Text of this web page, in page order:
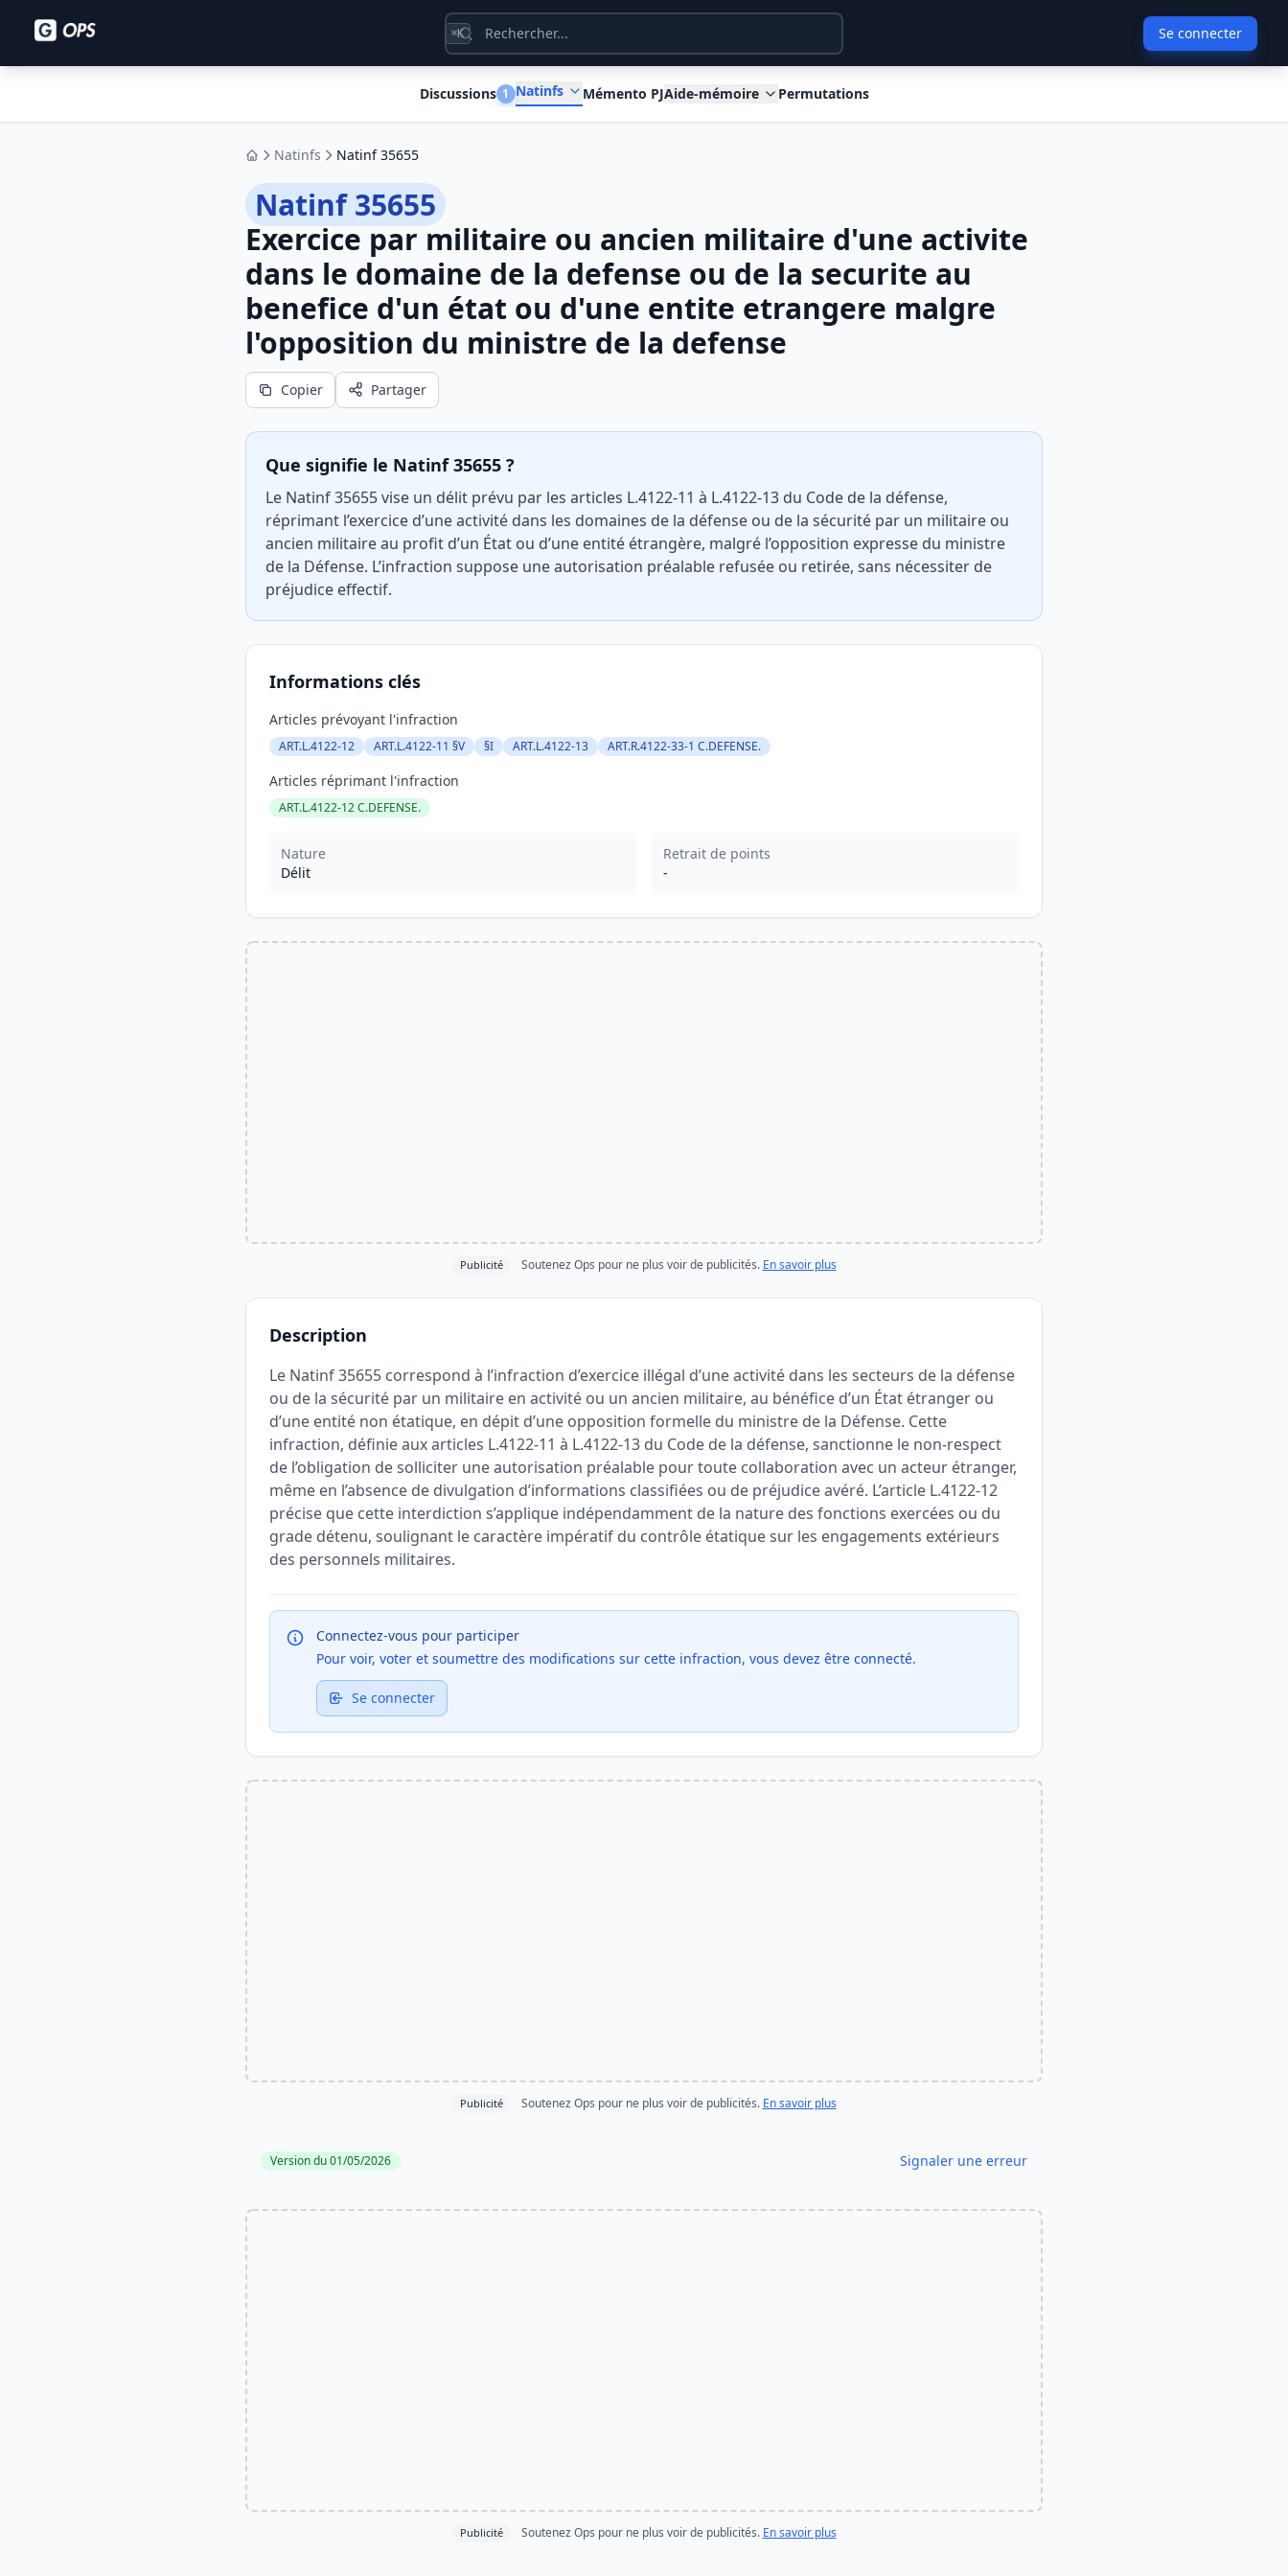
⌘K Se connecter
Discussions 1 Natinfs Mémento PJAide-mémoire Permutations
AccueilNatinfs Natinf 35655
Natinf 35655
Exercice par militaire ou ancien militaire d'une activite
dans le domaine de la defense ou de la securite au
benefice d'un état ou d'une entite etrangere malgre
l'opposition du ministre de la defense
Copier Partager
Que signifie le Natinf 35655 ?
Le Natinf 35655 vise un délit prévu par les articles L.4122-11 à L.4122-13 du Code de la défense,
réprimant l’exercice d’une activité dans les domaines de la défense ou de la sécurité par un militaire ou
ancien militaire au profit d’un État ou d’une entité étrangère, malgré l’opposition expresse du ministre
de la Défense. L’infraction suppose une autorisation préalable refusée ou retirée, sans nécessiter de
préjudice effectif.
Informations clés
Articles prévoyant l'infraction
ART.L.4122-12 ART.L.4122-11 §V §I ART.L.4122-13 ART.R.4122-33-1 C.DEFENSE.
Articles réprimant l'infraction
ART.L.4122-12 C.DEFENSE.
Nature
Délit
Retrait de points
-
Publicité Soutenez Ops pour ne plus voir de publicités. En savoir plus
Description
Le Natinf 35655 correspond à l’infraction d’exercice illégal d’une activité dans les secteurs de la défense
ou de la sécurité par un militaire en activité ou un ancien militaire, au bénéfice d’un État étranger ou
d’une entité non étatique, en dépit d’une opposition formelle du ministre de la Défense. Cette
infraction, définie aux articles L.4122-11 à L.4122-13 du Code de la défense, sanctionne le non-respect
de l’obligation de solliciter une autorisation préalable pour toute collaboration avec un acteur étranger,
même en l’absence de divulgation d’informations classifiées ou de préjudice avéré. L’article L.4122-12
précise que cette interdiction s’applique indépendamment de la nature des fonctions exercées ou du
grade détenu, soulignant le caractère impératif du contrôle étatique sur les engagements extérieurs
des personnels militaires.
Connectez-vous pour participer
Pour voir, voter et soumettre des modifications sur cette infraction, vous devez être connecté.
Se connecter
Publicité Soutenez Ops pour ne plus voir de publicités. En savoir plus
Version du 01/05/2026 Signaler une erreur
Publicité Soutenez Ops pour ne plus voir de publicités. En savoir plus